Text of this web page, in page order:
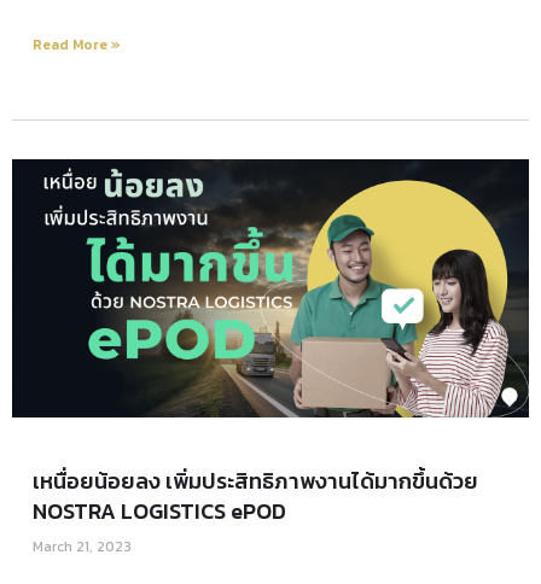
Read More »
เหนื่อยน้อยลง เพิ่มประสิทธิภาพงานได้มากขึ้นด้วย
NOSTRA LOGISTICS ePOD
March 21, 2023